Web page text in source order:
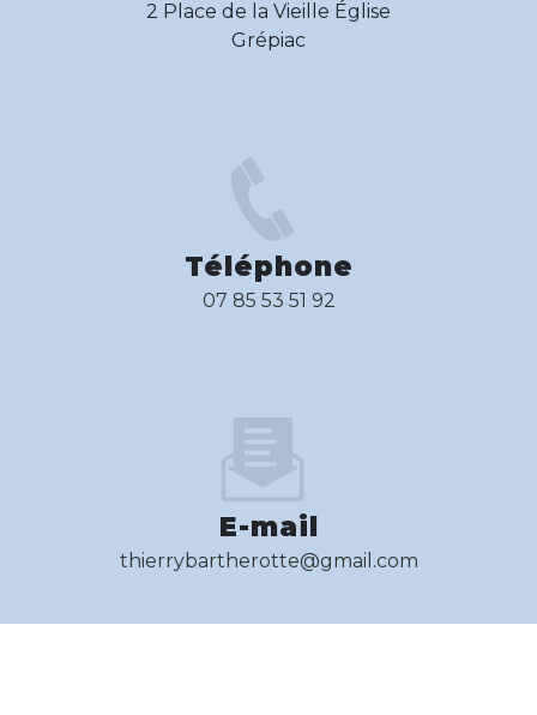
2 Place de la Vieille Église
Grépiac
Téléphone
07 85 53 51 92
E-mail
thierrybartherotte@gmail.com